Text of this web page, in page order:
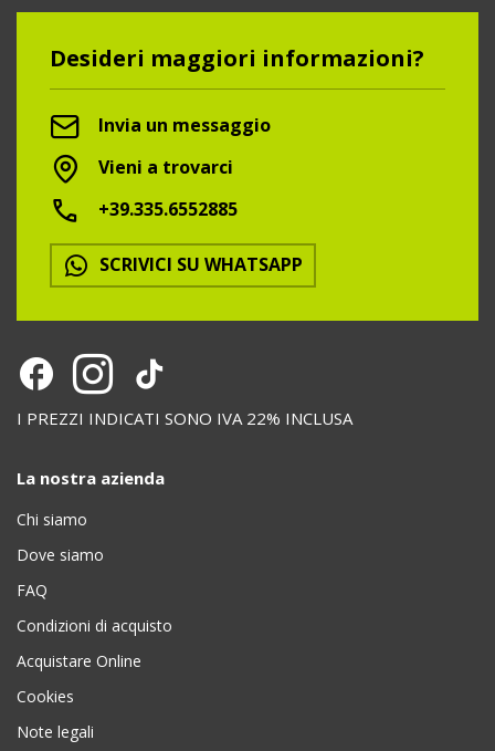
Desideri maggiori informazioni?
Invia un messaggio
Vieni a trovarci
+39.335.6552885
SCRIVICI SU WHATSAPP
I PREZZI INDICATI SONO IVA 22% INCLUSA
La nostra azienda
Chi siamo
Dove siamo
FAQ
Condizioni di acquisto
Acquistare Online
Cookies
Note legali